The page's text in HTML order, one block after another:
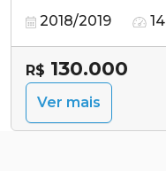
2018/2019
R$ 130.000
Ver mais